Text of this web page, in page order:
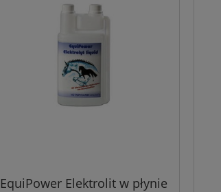
EquiPower Elektrolit w płynie